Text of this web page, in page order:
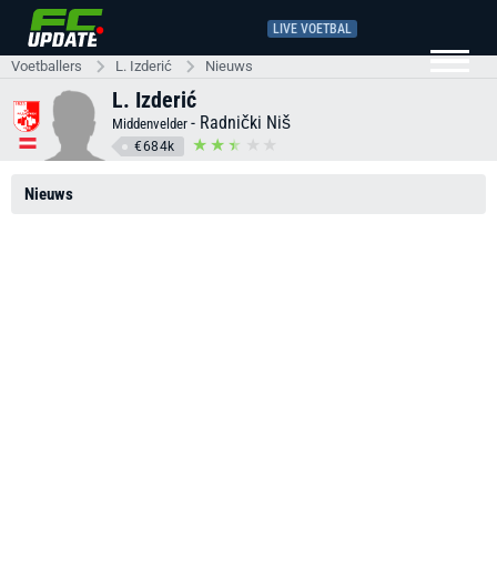
LIVE VOETBAL
Voetballers L. Izderić Nieuws
L. Izderić
Middenvelder - Radnički Niš
€684k
Nieuws